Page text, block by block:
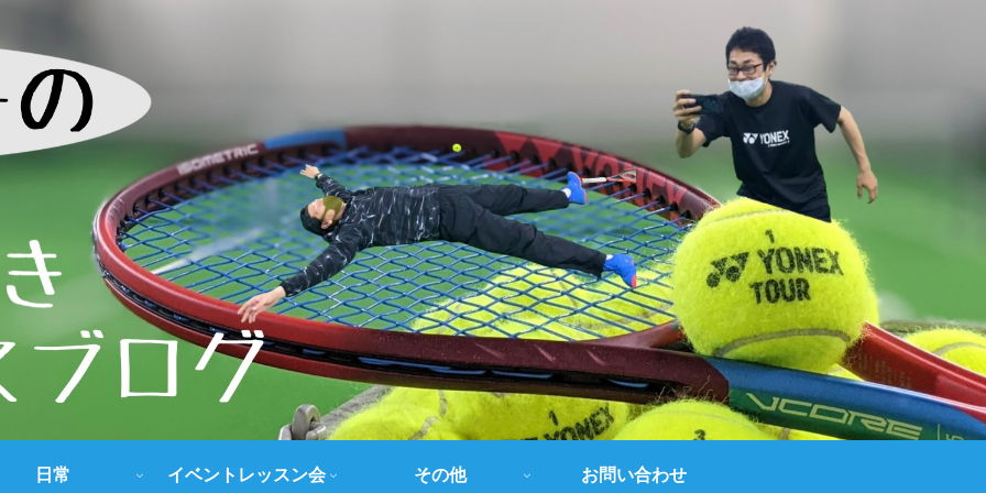
日常 イベントレッスン会 その他 お問い合わせ